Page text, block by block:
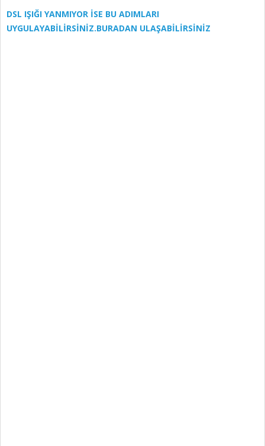
DSL IŞIĞI YANMIYOR İSE BU ADIMLARI
UYGULAYABİLİRSİNİZ.BURADAN ULAŞABİLİRSİNİZ